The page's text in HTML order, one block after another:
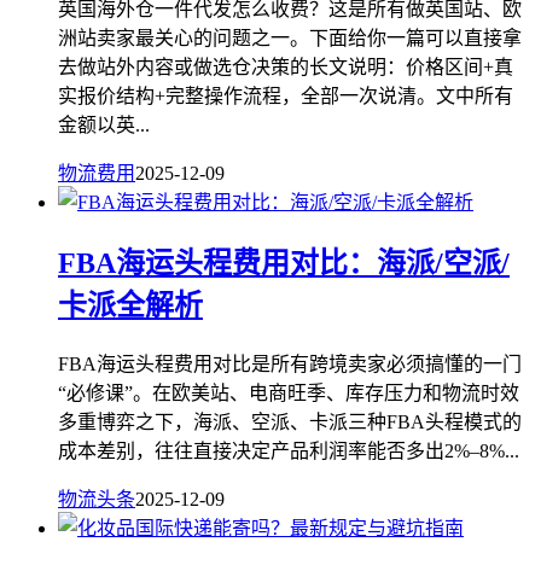
英国海外仓一件代发怎么收费？这是所有做英国站、欧
洲站卖家最关心的问题之一。下面给你一篇可以直接拿
去做站外内容或做选仓决策的长文说明：价格区间+真
实报价结构+完整操作流程，全部一次说清。文中所有
金额以英...
物流费用 2025-12-09
FBA海运头程费用对比：海派/空派/
卡派全解析
FBA海运头程费用对比是所有跨境卖家必须搞懂的一门
“必修课”。在欧美站、电商旺季、库存压力和物流时效
多重博弈之下，海派、空派、卡派三种FBA头程模式的
成本差别，往往直接决定产品利润率能否多出2%–8%...
物流头条2025-12-09